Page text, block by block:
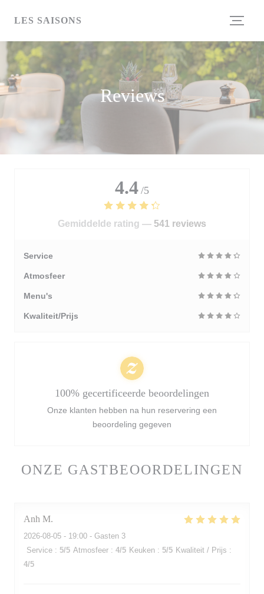
LES SAISONS
Reviews
ONZE GASTBEOORDELINGEN
Anh M
2026-08-05 - 19:00 - Gasten 3
Service : 5/5 Atmosfeer : 4/5 Keuken : 5/5 Kwaliteit / Prijs :
4/5
4.4 /5
Gemiddelde rating — 541 reviews
Service
Atmosfeer
Menu's
Kwaliteit/Prijs
100% gecertificeerde beoordelingen
Onze klanten hebben na hun reservering een
beoordeling gegeven